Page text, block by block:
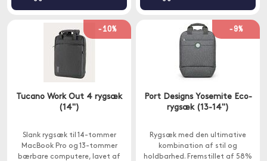
-10%
Tucano Work Out 4 rygsæk
(14")
Slank rygsæk til 14-tommer
MacBook Pro og 13-tommer
bærbare computere, lavet af
-9%
Port Designs Yosemite Eco-
rygsæk (13-14")
Rygsæk med den ultimative
kombination af stil og
holdbarhed. Fremstillet af 58%